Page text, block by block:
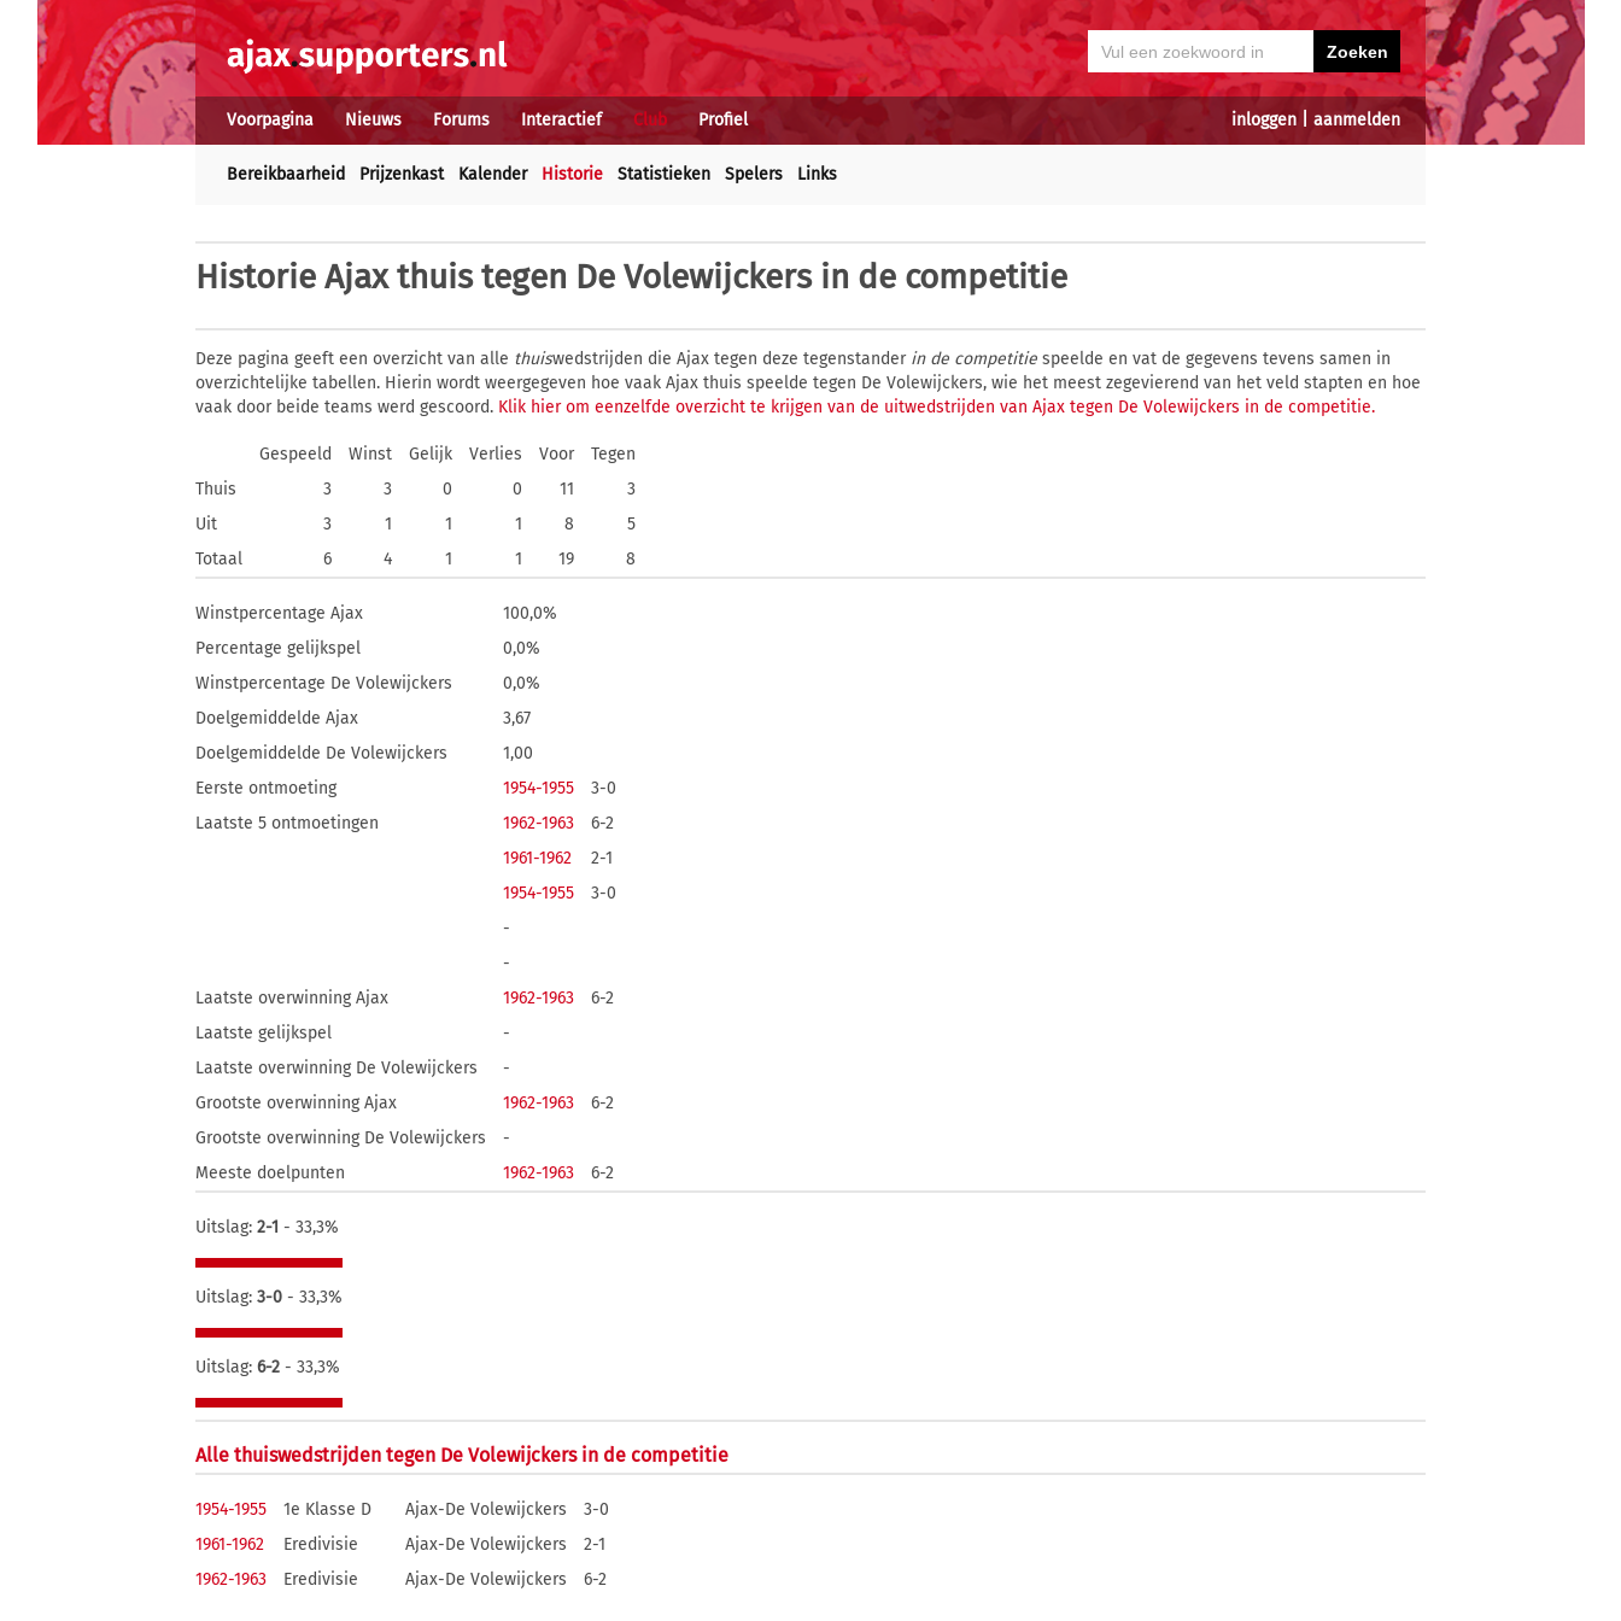
inloggen aanmelden
Voorpagina Nieuws Forums Interactief Club Profiel
Bereikbaarheid Prijzenkast Kalender Historie Statistieken Spelers Links
Historie Ajax thuis tegen De Volewijckers in de competitie
Deze pagina geeft een overzicht van alle thuiswedstrijden die Ajax tegen deze tegenstander in de competitie speelde en vat de gegevens tevens samen in
overzichtelijke tabellen. Hierin wordt weergegeven hoe vaak Ajax thuis speelde tegen De Volewijckers, wie het meest zegevierend van het veld stapten en hoe
vaak door beide teams werd gescoord. Klik hier om eenzelfde overzicht te krijgen van de uitwedstrijden van Ajax tegen De Volewijckers in de competitie.
Gespeeld Winst Gelijk Verlies Voor
Tegen
Thuis
3 3 0 0 11
3
Uit
3 1 1 1 8
5
Totaal
6 4 1 1 19 8
Winstpercentage Ajax
100,0%
Percentage gelijkspel
0,0%
Winstpercentage De Volewijckers
0,0%
Doelgemiddelde Ajax
3,67
Doelgemiddelde De Volewijckers
1,00
Eerste ontmoeting
1954-1955
3-0
Laatste 5 ontmoetingen
1962-1963
6-2
1961-1962
2-1
1954-1955
3-0
-
-
Laatste overwinning Ajax
1962-1963
6-2
Laatste gelijkspel
-
Laatste overwinning De Volewijckers
-
Grootste overwinning Ajax
1962-1963
6-2
Grootste overwinning De Volewijckers
-
Meeste doelpunten
1962-1963 6-2
Uitslag: 2-1 - 33,3%
Uitslag: 3-0 - 33,3%
Uitslag: 6-2 - 33,3%
Alle thuiswedstrijden tegen De Volewijckers in de competitie
1954-1955 1e Klasse D Ajax-De Volewijckers
3-0
1961-1962
Eredivisie Ajax-De Volewijckers
2-1
1962-1963
Eredivisie Ajax-De Volewijckers 6-2